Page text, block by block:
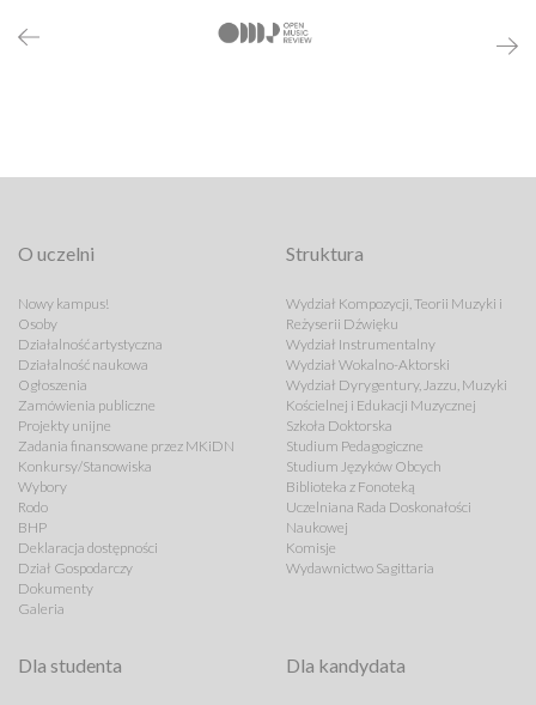
O uczelni
Nowy kampus!
Osoby
Działalność artystyczna
Działalność naukowa
Ogłoszenia
Zamówienia publiczne
Projekty unijne
Zadania finansowane przez MKiDN
Konkursy/Stanowiska
Wybory
Rodo
BHP
Deklaracja dostępności
Dział Gospodarczy
Dokumenty
Galeria
Struktura
Wydział Kompozycji, Teorii Muzyki i
Reżyserii Dźwięku
Wydział Instrumentalny
Wydział Wokalno-Aktorski
Wydział Dyrygentury, Jazzu, Muzyki
Kościelnej i Edukacji Muzycznej
Szkoła Doktorska
Studium Pedagogiczne
Studium Języków Obcych
Biblioteka z Fonoteką
Uczelniana Rada Doskonałości
Naukowej
Komisje
Wydawnictwo Sagittaria
Dla studenta Dla kandydata